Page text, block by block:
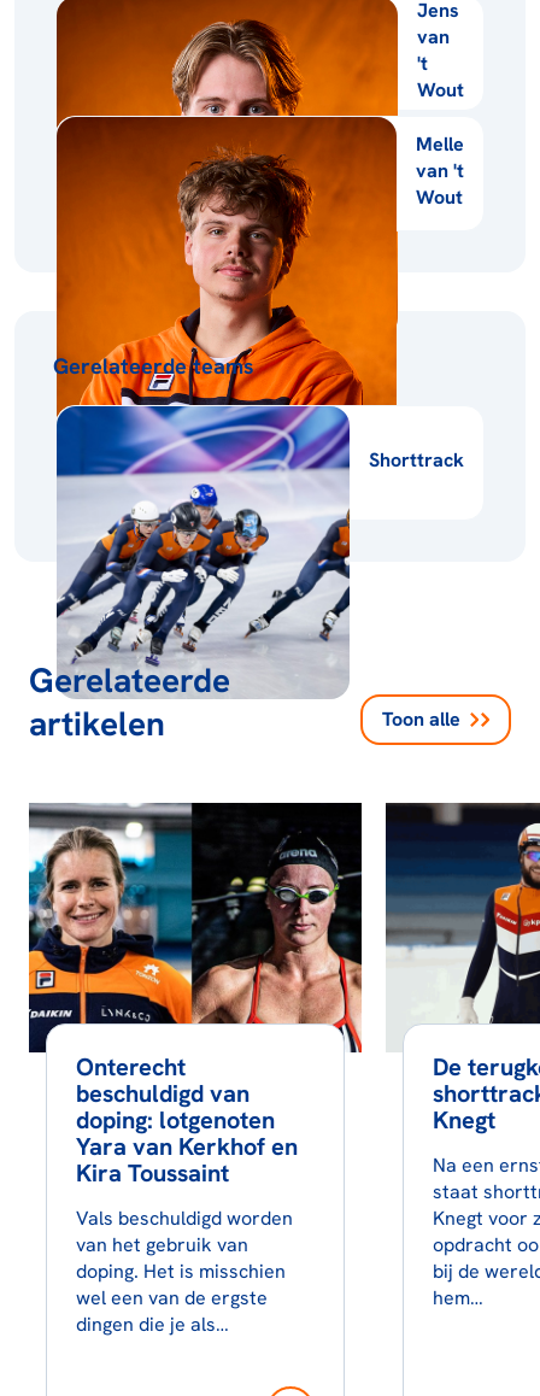
Jens
van
't
Wout
Melle
van 't
Wout
Gerelateerde teams
Shorttrack
Gerelateerde
artikelen
Toon alle
Onterecht
beschuldigd van
doping: lotgenoten
Yara van Kerkhof en
Kira Toussaint
Vals beschuldigd worden
van het gebruik van
doping. Het is misschien
wel een van de ergste
dingen die je als…
De
Knegt
Na een
staat
Knegt voor
opdracht
bij de
hem…